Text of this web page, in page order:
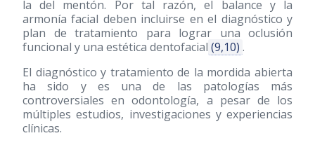
la del mentón. Por tal razón, el balance y la
armonía facial deben incluirse en el diagnóstico y
plan de tratamiento para lograr una oclusión
funcional y una estética dentofacial (9,10) .
El diagnóstico y tratamiento de la mordida abierta
ha sido y es una de las patologías más
controversiales en odontología, a pesar de los
múltiples estudios, investigaciones y experiencias
clínicas.